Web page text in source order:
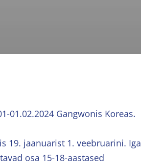
01.02.2024 Gangwonis Koreas.
19. jaanuarist 1. veebruarini. Iga
osa 15-18-aastased